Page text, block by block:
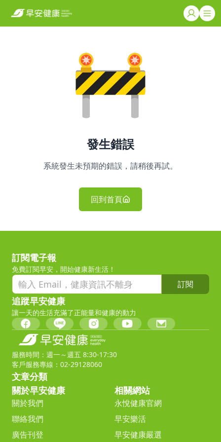
發生錯誤
系統發生未預期的錯誤，請稍後再試。
回到首頁
訂閱電子報
免費訂閱早安，開始健康新生活！
訂閱
追蹤早安健康
讓一天的生活充滿了正能量和健康的動力
服務時間：週一～週五 8:30-17:30
客戶服務專線：02-29128060
文章分類
關於早安健康
關於我們
聯絡我們
廣告刊登
相關網站
永悅健康官網
早安樂活
早安健康嚴選